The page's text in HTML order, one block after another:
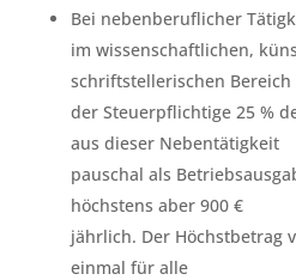
Bei nebenberuflicher
im wissenschaftlichen,
schriftstellerischen Bereich
der Steuerpflichtige 25 %
aus dieser Nebentätigkeit
pauschal als
höchstens aber 900 €
jährlich. Der Höchstbetrag
einmal für alle